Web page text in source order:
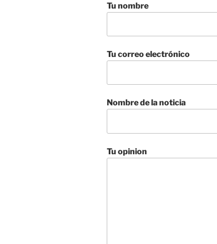
Tu nombre
Tu correo electrónico
Nombre de la noticia
Tu opinion